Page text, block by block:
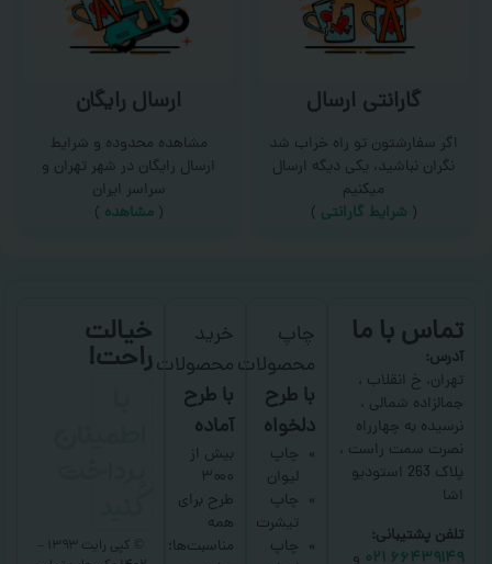
گارانتی ارسال
اگر سفارشتون تو راه خراب شد
نگران نباشید، یکی دیگه ارسال
میکنیم
( شرایط گارانتی )
ارسال رایگان
مشاهده محدوده و شرایط
ارسال رایگان در شهر تهران و
سراسر ایران
(مشاهده )
تماس با ما
آدرس:
تهران، خ انقلاب ،
جمالزاده شمالی ،
نرسیده به چهارراه
نصرت سمت راست ،
پلاک 263 استودیو
اشا
تلفن پشتیبانی:
۶۶۴۳۹۱۴۹ ۰۲۱
و
چاپ
محصولات
با طرح
دلخواه
چاپ
لیوان
چاپ
تیشرت
چاپ
خرید
محصولات
با طرح
آماده
بیش از
۳۰۰۰
طرح برای
همه
مناسبت‌ها؛
خیالت
راحت!